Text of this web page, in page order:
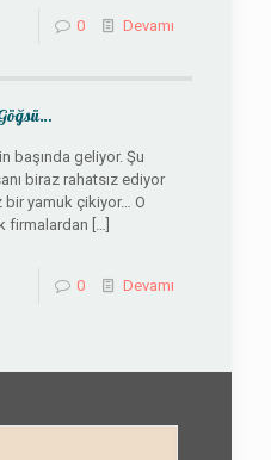
0 Devamı
başında geliyor. Şu
biraz rahatsız ediyor
bir yamuk çikiyor… O
firmalardan […]
0 Devamı